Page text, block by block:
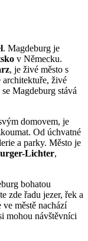
. Magdeburg je
v Německu.
, je živé město s
živé
Magdeburg stává
domovem, je
Od úchvatné
a parky. Město je
Lichter,
bohatou
zde řadu jezer, řek a
městě nachází
mohou návštěvníci